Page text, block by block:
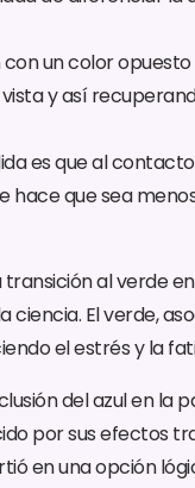
con un color
y así
es que al
hace que sea
transición al verde
ciencia. El verde,
el estrés y la
del azul en la
por sus efectos
en una opción